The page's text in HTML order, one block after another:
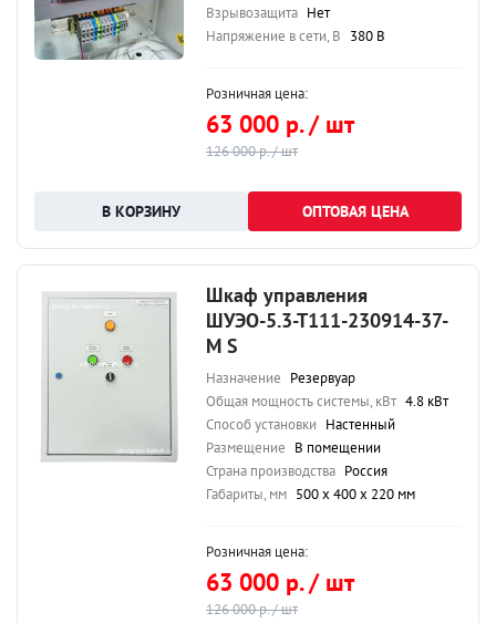
Взрывозащита Нет
Напряжение в сети, В 380 В
Розничная цена:
63 000 р. / шт
126 000 р. / шт
ОПТОВАЯ ЦЕНА
Шкаф управления
ШУЭО-5.3-Т111-230914-37-
М S
Назначение Резервуар
Общая мощность системы, кВт 4.8 кВт
Способ установки Настенный
Размещение В помещении
Страна производства Россия
Габариты, мм 500 х 400 х 220 мм
Розничная цена:
63 000 р. / шт
126 000 р. / шт